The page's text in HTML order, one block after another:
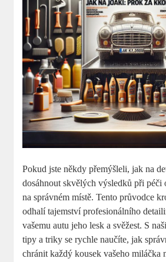
Pokud jste někdy přemýšleli, jak na
dosáhnout skvělých výsledků při péči
na správném místě. Tento průvodce
odhalí tajemství profesionálního
vašemu autu jeho⁢ lesk a svěžest. S‍
tipy ⁣a triky‌ se rychle ‌naučíte, ‌jak
chránit každý kousek vašeho miláčka⁢